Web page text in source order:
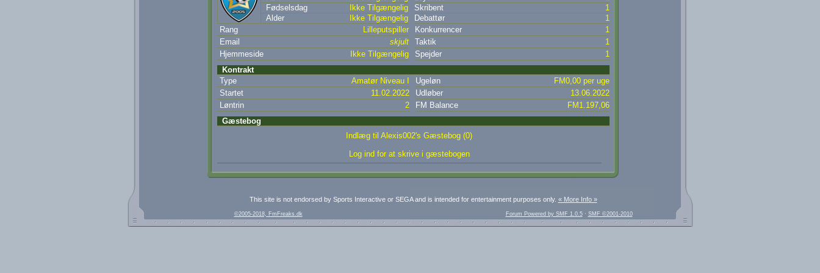
Fødselsdag
Ikke Tilgængelig Skribent
1
Alder
Ikke Tilgængelig Debattør
1
Rang
Lilleputspiller Konkurrencer
1
Email
skjult Taktik
1
Hjemmeside
Ikke Tilgængelig Spejder
1
Kontrakt
Type
Amatør Niveau I Ugeløn
FM0,00 per uge
Startet
11.02.2022 Udløber
13.06.2022
Løntrin
2 FM Balance
FM1.197,06
Gæstebog
Indlæg til Alexis002's Gæstebog (0)
Log ind for at skrive i gæstebogen
This site is not endorsed by Sports Interactive or SEGA and is intended for entertainment purposes only. « More Info »
©2005-2018, FmFreaks.dk Forum Powered by SMF 1.0.5· SMF ©2001-2010